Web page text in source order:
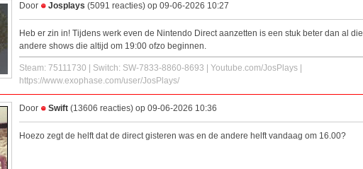
Door Josplays (5091 reacties) op 09-06-2026 10:27
Heb er zin in! Tijdens werk even de Nintendo Direct aanzetten is een stuk beter dan al die
andere shows die altijd om 19:00 ofzo beginnen.
Steam: 75111730 | Switch: SW-7833-8860-8693 | Youtube.com/JosPlays |
https://www.exophase.com/user/JosPlays/
Door Swift (13606 reacties) op 09-06-2026 10:36
Hoezo zegt de helft dat de direct gisteren was en de andere helft vandaag om 16.00?